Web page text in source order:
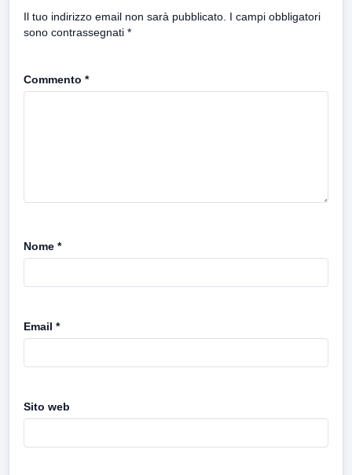
Il tuo indirizzo email non sarà pubblicato. I campi obbligatori
sono contrassegnati *
Commento *
Nome *
Email *
Sito web